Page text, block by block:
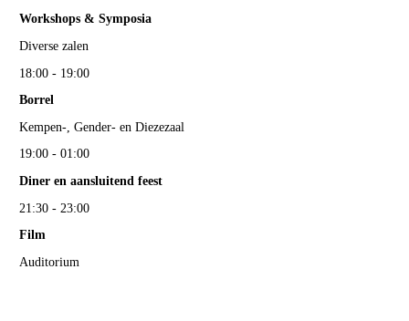
Workshops & Symposia
Diverse zalen
18:00 - 19:00
Borrel
Kempen-, Gender- en Diezezaal
19:00 - 01:00
Diner en aansluitend feest
21:30 - 23:00
Film
Auditorium